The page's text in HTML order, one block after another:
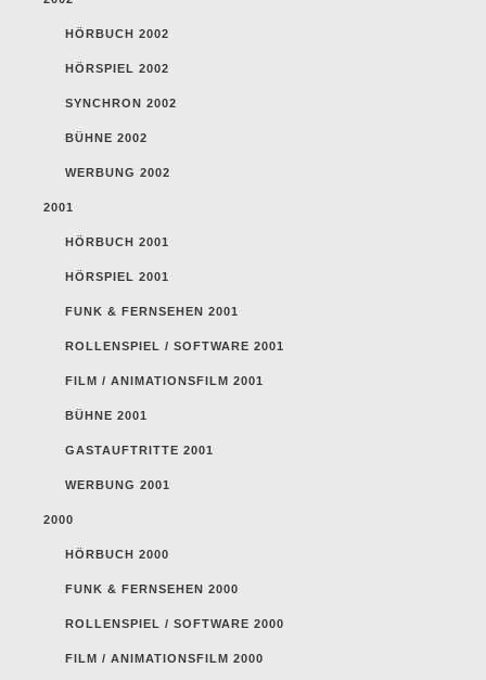
HÖRBUCH 2002
HÖRSPIEL 2002
SYNCHRON 2002
BÜHNE 2002
WERBUNG 2002
2001
HÖRBUCH 2001
HÖRSPIEL 2001
FUNK & FERNSEHEN 2001
ROLLENSPIEL / SOFTWARE 2001
FILM / ANIMATIONSFILM 2001
BÜHNE 2001
GASTAUFTRITTE 2001
WERBUNG 2001
2000
HÖRBUCH 2000
FUNK & FERNSEHEN 2000
ROLLENSPIEL / SOFTWARE 2000
FILM / ANIMATIONSFILM 2000